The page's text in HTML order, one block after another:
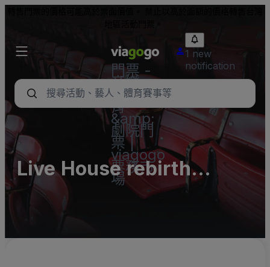
門票 -
音樂
會、體
育
&amp;
劇院門
票 |
viagogo
票務市
場
1 new
notification
Live House rebirth
(kinshicho rebirth)